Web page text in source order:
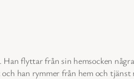
Han flyttar från sin hemsocken
han rymmer från hem och